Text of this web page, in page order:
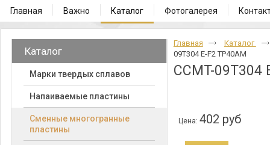
Главная Важно Каталог Фотогалерея
Каталог
Марки твердых сплавов
Напаиваемые пластины
Cменные многогранные
пластины
Главная
Каталог
09T304 E-F2 TP40AM
CCMT-09T304
Цена:402 руб